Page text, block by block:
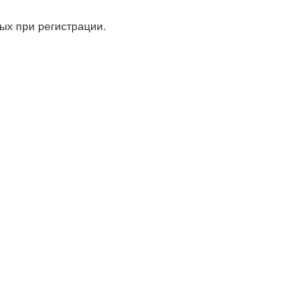
при регистрации.